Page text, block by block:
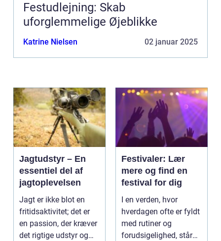
Festudlejning: Skab
uforglemmelige Øjeblikke
Katrine Nielsen 02 januar 2025
Jagtudstyr – En
essentiel del af
jagtoplevelsen
Jagt er ikke blot en
fritidsaktivitet; det er
en passion, der kræver
det rigtige udstyr og
Festivaler: Lær
mere og find en
festival for dig
I en verden, hvor
hverdagen ofte er fyldt
med rutiner og
forudsigelighed, står